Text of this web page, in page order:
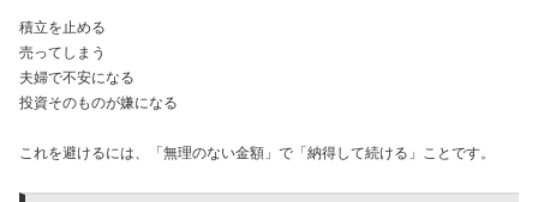
積立を止める
売ってしまう
夫婦で不安になる
投資そのものが嫌になる
これを避けるには、「無理のない金額」で「納得して続ける」ことです。